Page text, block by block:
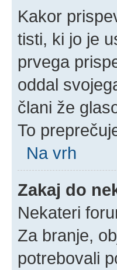
Kakor
tisti, ki jo je
prvega
oddal
člani že
To
Na vrh
Zakaj do
Nekateri
Za branje,
potrebovali